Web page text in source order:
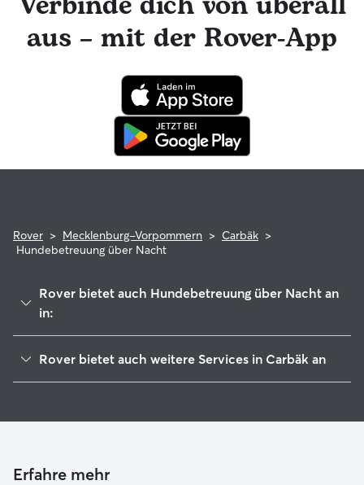
Foto-Updates erhalten. Der engagierte Kundenservice von
Rover ist für dich da und dein Hundesitter hat die
Möglichkeit, professionelle tierärztliche Beratung in
Anspruch zu nehmen. Im seltenen Fall eines Problems
Haustier profitiert von der Rover-Garantie, die die Kosten
für tierärztliche Behandlungen erstattet.
aus – mit der Rover-App
Rover > Mecklenburg-Vorpommern > Carbäk >
Hundebetreuung über Nacht
Rover bietet auch Hundebetreuung über Nacht an
in:
Warnow-West
Bad Doberan-Land
Rover bietet auch weitere Services in Carbäk an
Gassi-Service in Carbäk
Erfahre mehr